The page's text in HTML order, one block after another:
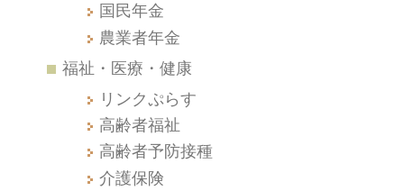
国民年金
農業者年金
福祉・医療・健康
リンクぷらす
高齢者福祉
高齢者予防接種
介護保険